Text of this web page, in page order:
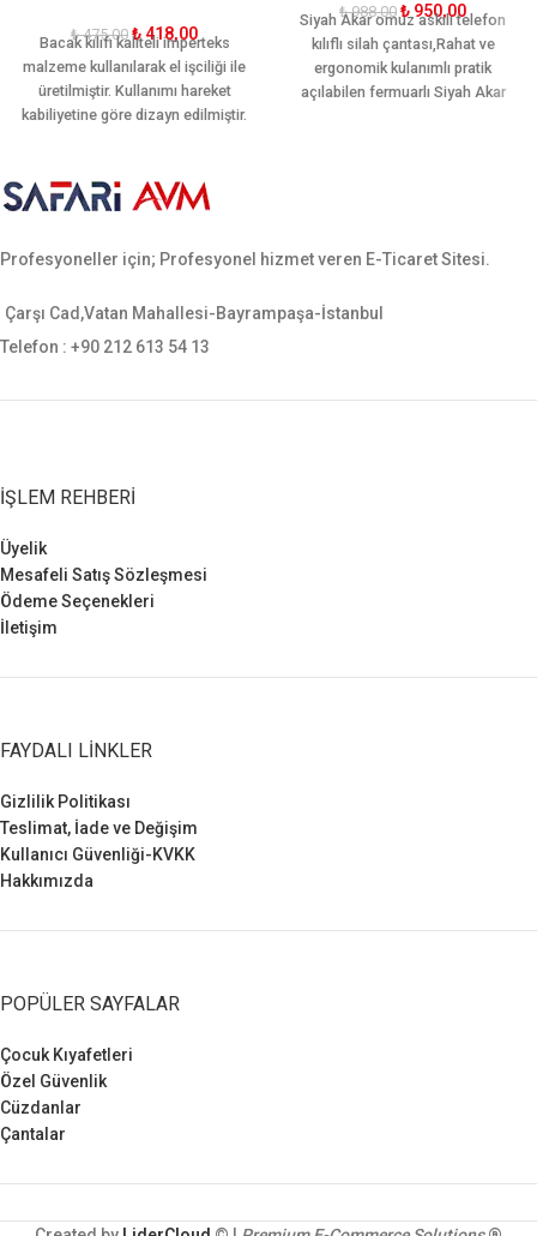
₺475,00 ₺ 418,00
Bacak kılıfı kaliteli imperteks
malzeme kullanılarak el işciliği ile
üretilmiştir. Kullanımı hareket
kabiliyetine göre dizayn edilmiştir.
Ergonomik yapısı sayesinde
bacağı sararak hareket rahatlığı
yavuz, baretta cz-75, glock, sig
ebatlı tabancalara uygundur.
₺988,00 ₺ 950,00
Siyah Akaromuz askılı telefon
kılıflı silah çantası,Rahat ve
ergonomik kulanımlı pratik
açılabilen fermuarlı Siyah Akar
Profesyoneller için; Profesyonel hizmet veren E-Ticaret Sitesi.
Çarşı Cad,Vatan Mahallesi-Bayrampaşa-İstanbul
Telefon : +90 212 613 54 13
İŞLEM REHBERI
Üyelik
Mesafeli Satış Sözleşmesi
Ödeme Seçenekleri
İletişim
FAYDALI LINKLER
Gizlilik Politikası
Teslimat, İade ve Değişim
Kullanıcı Güvenliği-KVKK
Hakkımızda
POPÜLER SAYFALAR
Çocuk Kıyafetleri
Özel Güvenlik
Cüzdanlar
Çantalar